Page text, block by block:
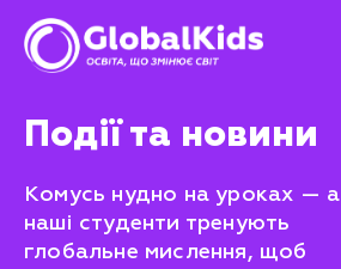
Події та новини
Комусь нудно на уроках — а
наші студенти тренують
глобальне мислення, щоб